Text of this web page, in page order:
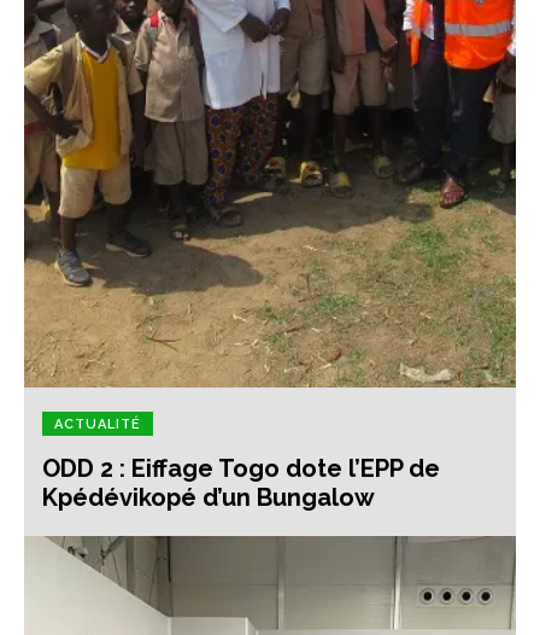
ACTUALITÉ
ODD 2 : Eiffage Togo dote l’EPP de
Kpédévikopé d’un Bungalow